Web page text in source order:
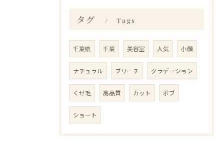
タグ Tags
千葉県 千葉 美容室 人気 小顔
ナチュラル ブリーチ グラデーション
くせ毛 高品質 カット ボブ
ショート